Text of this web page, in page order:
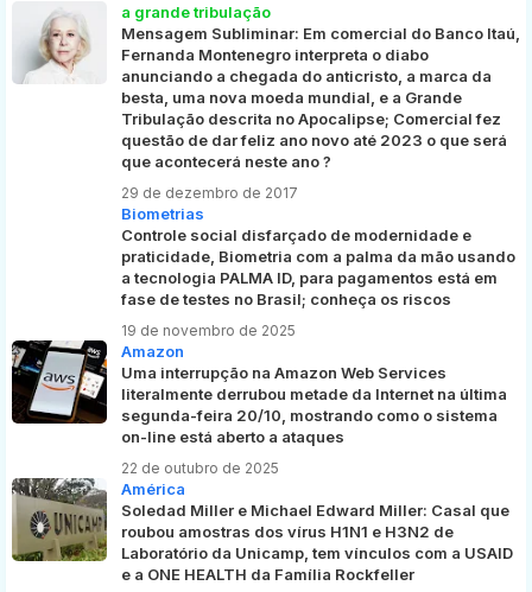
a grande tribulação
Mensagem Subliminar: Em comercial do Banco Itaú,
Fernanda Montenegro interpreta o diabo
anunciando a chegada do anticristo, a marca da
besta, uma nova moeda mundial, e a Grande
Tribulação descrita no Apocalipse; Comercial fez
questão de dar feliz ano novo até 2023 o que será
que acontecerá neste ano ?
29 de dezembro de 2017
Biometrias
Controle social disfarçado de modernidade e
praticidade, Biometria com a palma da mão usando
a tecnologia PALMA ID, para pagamentos está em
fase de testes no Brasil; conheça os riscos
19 de novembro de 2025
Amazon
Uma interrupção na Amazon Web Services
literalmente derrubou metade da Internet na última
segunda-feira 20/10, mostrando como o sistema
on-line está aberto a ataques
22 de outubro de 2025
América
Soledad Miller e Michael Edward Miller: Casal que
roubou amostras dos vírus H1N1 e H3N2 de
Laboratório da Unicamp, tem vínculos com a USAID
e a ONE HEALTH da Família Rockfeller